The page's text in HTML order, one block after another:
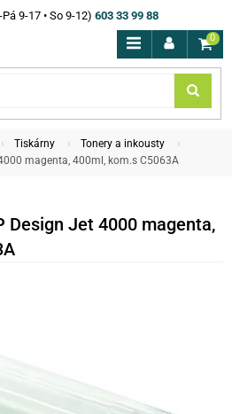
9-17 • So 9-12) 603 33 99 88
0
Tiskárny
Tonery a inkousty
magenta, 400ml, kom.s C5063A
Design Jet 4000 magenta,